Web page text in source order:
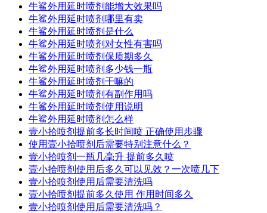
牛鲨外用延时喷剂能增大效果吗
牛鲨外用延时喷剂哪里有卖
牛鲨外用延时喷剂是什么
牛鲨外用延时喷剂对女性有害吗
牛鲨外用延时喷剂保质期多久
牛鲨外用延时喷剂多少钱一瓶
牛鲨外用延时喷剂干嘛的
牛鲨外用延时喷剂有副作用吗
牛鲨外用延时喷剂使用说明
牛鲨外用延时喷剂怎么样
壹小拾喷剂提前多长时间喷 正确使用步骤
使用壹小拾喷剂后需要特别注意什么？
壹小拾喷剂一瓶几毫升 提前多久喷
壹小拾喷剂使用后多久可以见效？一次喷几下
壹小拾喷剂使用后需要清洗吗
壹小拾喷剂提前多久使用 作用时间多久
壹小拾喷剂使用后需要清洗吗？